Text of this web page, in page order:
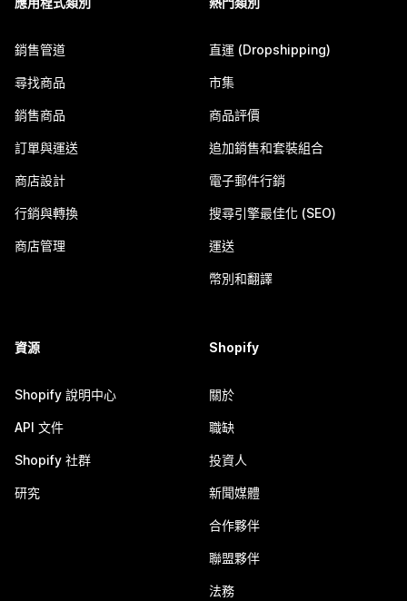
銷售管道
尋找商品
銷售商品
訂單與運送
商店設計
行銷與轉換
商店管理
直運 (Dropshipping)
市集
商品評價
追加銷售和套裝組合
電子郵件行銷
搜尋引擎最佳化 (SEO)
運送
幣別和翻譯
資源
Shopify 說明中心
API 文件
Shopify 社群
研究
Shopify
關於
職缺
投資人
新聞媒體
合作夥伴
聯盟夥伴
法務